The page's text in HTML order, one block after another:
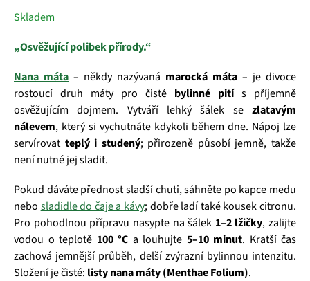
Skladem
„Osvěžující polibek přírody.“
Nana máta – někdy nazývaná marocká máta – je divoce
rostoucí druh máty pro čisté bylinné pitís příjemně
osvěžujícím dojmem. Vytváří lehký šálek se zlatavým
nálevem, který si vychutnáte kdykoli během dne. Nápoj lze
servírovat teplý i studený; přirozeně působí jemně, takže
není nutné jej sladit.
Pokud dáváte přednost sladší chuti, sáhněte po kapce medu
nebo sladidle do čaje a kávy; dobře ladí také kousek citronu.
Pro pohodlnou přípravu nasypte na šálek 1–2 lžičky, zalijte
vodou o teplotě 100 °C a louhujte 5–10 minut. Kratší čas
zachová jemnější průběh, delší zvýrazní bylinnou intenzitu.
Složení je čisté: listy nana máty (Menthae Folium).